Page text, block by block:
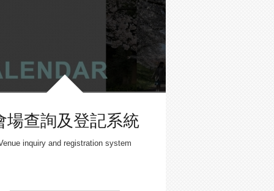
場查詢及登記系統
inquiry and registration system